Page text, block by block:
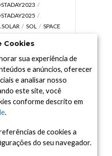
SOL
SPACE
Cookies
sua experiência de
e anúncios, oferecer
e analisar nosso
este site, você
conforme descrito em
.
de cookies a
do seu navegador.